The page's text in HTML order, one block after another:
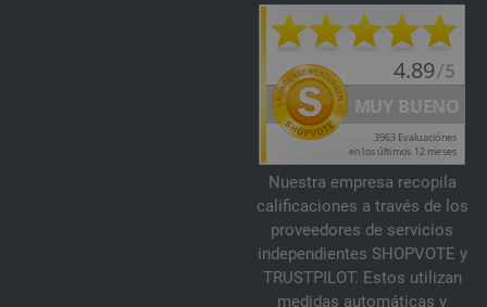
Nuestra empresa recopila
calificaciones a través de los
proveedores de servicios
independientes SHOPVOTE y
TRUSTPILOT. Estos utilizan
medidas automáticas y